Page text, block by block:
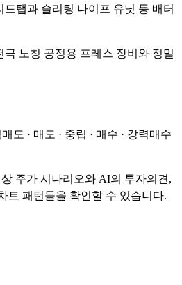
드탭과 슬리팅 나이프 유닛 등 배터
극 노칭 공정용 프레스 장비와 정밀
도 · 매도 · 중립 · 매수 · 강력매수
주가 시나리오와 AI의 투자의견,
트 패턴들을 확인할 수 있습니다.